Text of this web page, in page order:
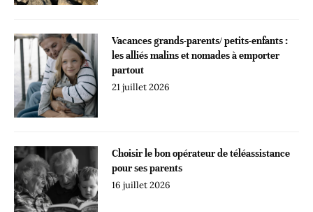
Vacances grands-parents/ petits-enfants :
les alliés malins et nomades à emporter
partout
21 juillet 2026
Choisir le bon opérateur de téléassistance
pour ses parents
16 juillet 2026